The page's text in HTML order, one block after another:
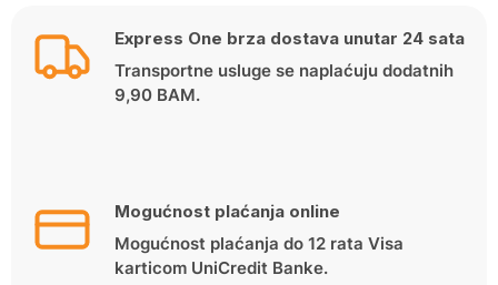
Express One brza dostava unutar 24 sata
Transportne usluge se naplaćuju dodatnih
9,90 BAM.
Mogućnost plaćanja online
Mogućnost plaćanja do 12 rata Visa
karticom UniCredit Banke.